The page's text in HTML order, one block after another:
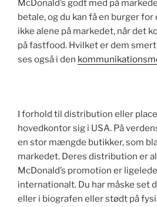
McDonald’s godt med på
betale, og du kan få en burger for
ikke alene på markedet, når det
på fastfood. Hvilket er dem
ses også i den
I forhold til distribution eller
hovedkontor sig i USA. På
en stor mængde butikker, som
markedet. Deres distribution er
McDonald’s promotion er
internationalt. Du har måske set
eller i biografen eller stødt på